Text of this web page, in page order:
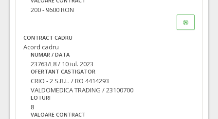
200 - 9600 RON
CONTRACT CADRU
Acord cadru
NUMAR / DATA
23763/L8 / 10 iul. 2023
OFERTANT CASTIGATOR
CRIO - 2 S.R.L. / RO 4414293
VALDOMEDICA TRADING / 23100700
LOTURI
8
VALOARE CONTRACT